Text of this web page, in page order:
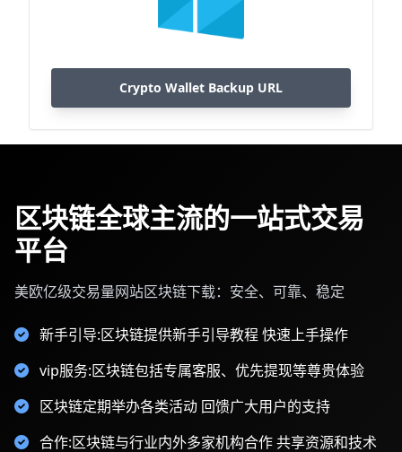
Crypto Wallet Backup URL
区块链全球主流的一站式交易
平台
美欧亿级交易量网站区块链下载：安全、可靠、稳定
新手引导:区块链提供新手引导教程 快速上手操作
vip服务:区块链包括专属客服、优先提现等尊贵体验
区块链定期举办各类活动 回馈广大用户的支持
合作:区块链与行业内外多家机构合作 共享资源和技术